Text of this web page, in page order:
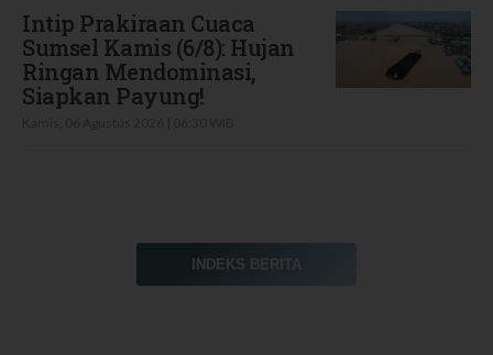
Intip Prakiraan Cuaca
Sumsel Kamis (6/8): Hujan
Ringan Mendominasi,
Siapkan Payung!
INDEKS BERITA